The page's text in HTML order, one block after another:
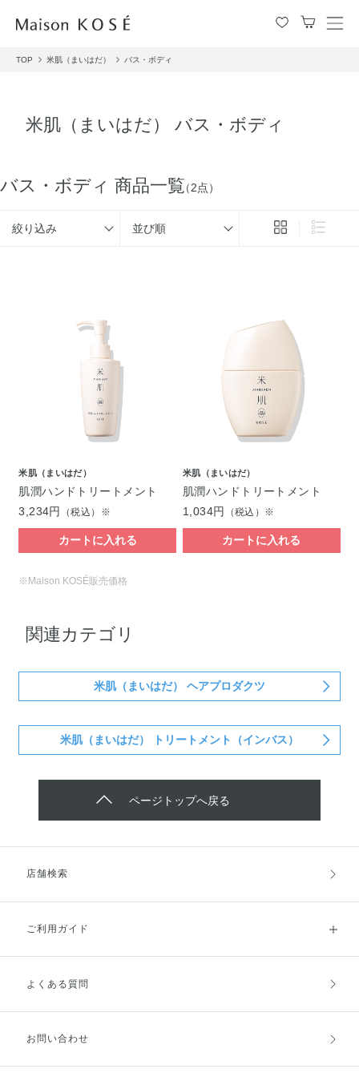
メ
TOP 米肌（まいはだ） バス・ボディ
米肌（まいはだ） バス・ボディ
バス・ボディ 商品一覧（2点）
絞り込み 並び順
米肌（まいはだ）
肌潤ハンドトリートメント
3,234円
（税込）※
カートに入れる
米肌（まいはだ）
肌潤ハンドトリートメント
1,034円
（税込）※
カートに入れる
※Maison KOSÉ販売価格
関連カテゴリ
米肌（まいはだ） ヘアプロダクツ
米肌（まいはだ） トリートメント（インバス）
ページトップへ戻る
店舗検索
ご利用ガイド
ご利用ガイドトップ
お支払方法
よくある質問
お問い合わせ